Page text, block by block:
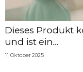
Dieses Produkt
und ist ein...
11 Oktober 2025